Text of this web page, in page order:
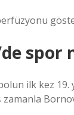
spor
ilk kez 19.
zamanla